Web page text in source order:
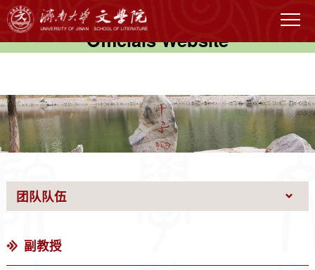
伟德国际(victor1946)官方网站-
Officials Website
团队队伍
副教授